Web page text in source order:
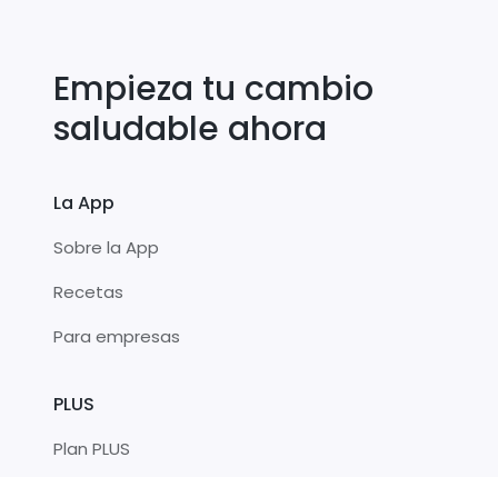
Empieza tu cambio
saludable ahora
La App
Sobre la App
Recetas
Para empresas
PLUS
Plan PLUS